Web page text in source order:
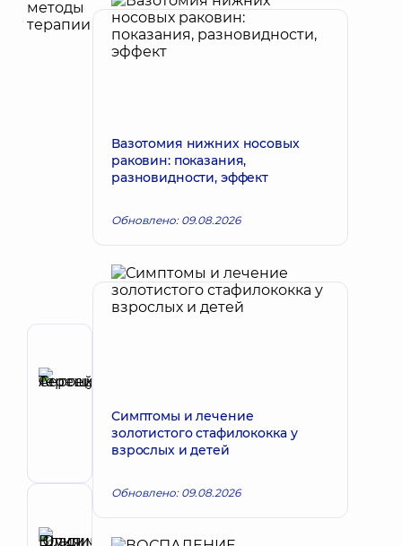
Антоньевич
Хирург
челюстно-
Шуклина
Вазотомия нижних носовых
раковин: показания,
разновидности, эффект
Обновлено: 09.08.2026
Симптомы и лечение
золотистого стафилококка у
взрослых и детей
Обновлено: 09.08.2026